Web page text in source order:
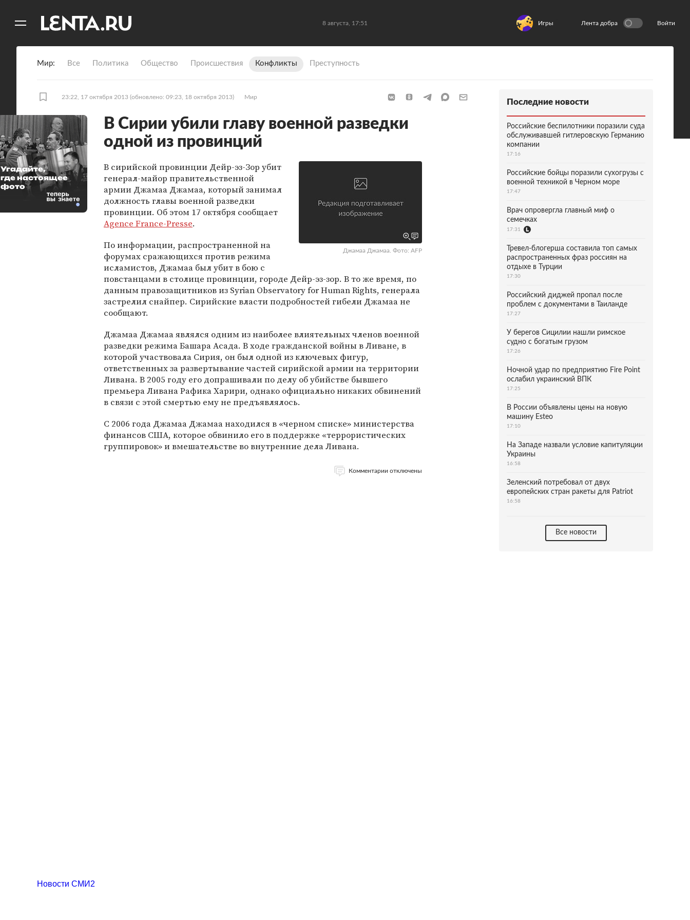
8 августа, 17:51 Игры Лента добра Войти
Мир Все Политика Общество Происшествия Конфликты Преступность
23:22, 17 октября 2013 (обновлено: 09:23, 18 октября 2013) Мир
В Сирии убили главу военной разведки
одной из провинций
Джамаа Джамаа. Фото: AFP
В сирийской провинции Дейр-эз-Зор убит
генерал-майор правительственной
армии Джамаа Джамаа, который занимал
должность главы военной разведки
провинции. Об этом 17 октября сообщает
Agence France-Presse.
По информации, распространенной на
форумах сражающихся против режима
исламистов, Джамаа был убит в бою с
повстанцами в столице провинции, городе Дейр-эз-зор. В то же время, по
данным правозащитников из Syrian Observatory for Human Rights, генерала
застрелил снайпер. Сирийские власти подробностей гибели Джамаа не
сообщают.
Джамаа Джамаа являлся одним из наиболее влиятельных членов военной
разведки режима Башара Асада. В ходе гражданской войны в Ливане, в
которой участвовала Сирия, он был одной из ключевых фигур,
ответственных за развертывание частей сирийской армии на территории
Ливана. В 2005 году его допрашивали по делу об убийстве бывшего
премьера Ливана Рафика Харири, однако официально никаких обвинений
в связи с этой смертью ему не предъявлялось.
С 2006 года Джамаа Джамаа находился в «черном списке» министерства
финансов США, которое обвинило его в поддержке «террористических
группировок» и вмешательстве во внутренние дела Ливана.
Комментарии отключены
Угадайте,
где настоящее
фото
Последние новости
Российские беспилотники поразили суда
обслуживавшей гитлеровскую Германию
компании
17:16
Российские бойцы поразили сухогрузы с
военной техникой в Черном море
17:47
Врач опровергла главный миф о
семечках
17:31
Тревел-блогерша составила топ самых
распространенных фраз россиян на
отдыхе в Турции
17:30
Российский диджей пропал после
проблем с документами в Таиланде
17:27
У берегов Сицилии нашли римское
судно с богатым грузом
17:26
Ночной удар по предприятию Fire Point
ослабил украинский ВПК
17:25
В России объявлены цены на новую
машину Esteo
17:10
На Западе назвали условие капитуляции
Украины
16:58
Зеленский потребовал от двух
европейских стран ракеты для Patriot
16:58
Все новости
Новости СМИ2